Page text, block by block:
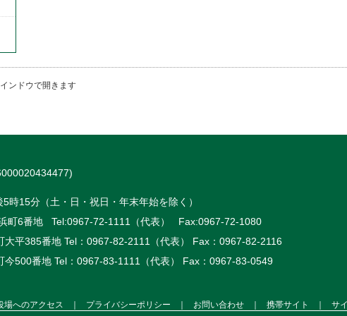
ンドウで開きます
時15分（土・日・祝日・年末年始を除く）
町6番地 Tel:0967-72-1111（代表）
Fax:0967-72-1080
平385番地 Tel： 0967-82-2111（代表）
Fax：0967-82-2116
500番地 Tel： 0967-83-1111（代表） Fax：0967-83-0549
場へのアクセス ｜ プライバシーポリシー ｜ お問い合わせ ｜ 携帯サイト ｜ サ